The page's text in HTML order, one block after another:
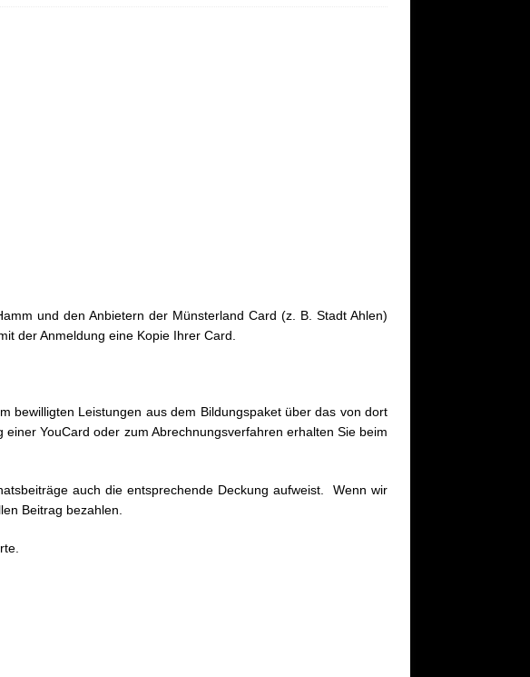
und den Anbietern der Münsterland Card (z. B. Stadt Ahlen)
der Anmeldung eine Kopie Ihrer Card.
bewilligten Leistungen aus dem Bildungspaket über das von dort
YouCard oder zum Abrechnungsverfahren erhalten Sie beim
auch die entsprechende Deckung aufweist. Wenn wir
Beitrag bezahlen.